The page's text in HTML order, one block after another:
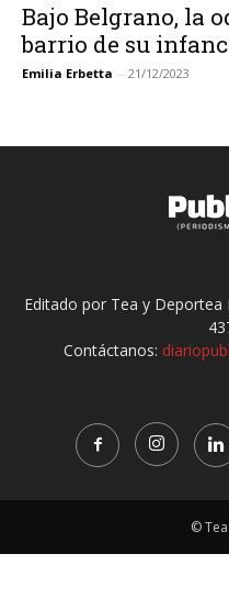
Bajo Belgrano, la
barrio de su
Emilia Erbetta - 21/12/2023
Editado por Tea y Deportea
Contáctanos:
©